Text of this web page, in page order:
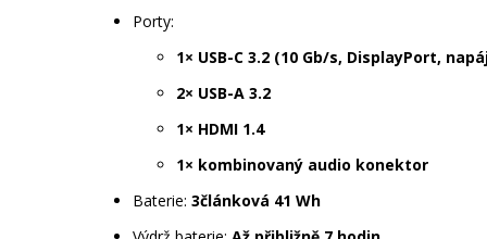
Porty:
1× USB-C 3.2 (10 Gb/s, DisplayPort,
2× USB-A 3.2
1× HDMI 1.4
1× kombinovaný audio konektor
Baterie: 3článková 41 Wh